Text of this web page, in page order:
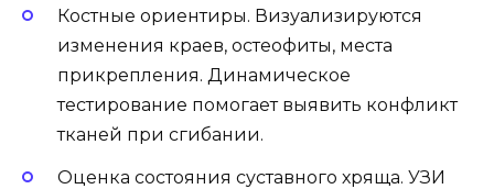
Костные ориентиры. Визуализируются
изменения краев, остеофиты, места
прикрепления. Динамическое
тестирование помогает выявить конфликт
тканей при сгибании.
Оценка состояния суставного хряща. УЗИ